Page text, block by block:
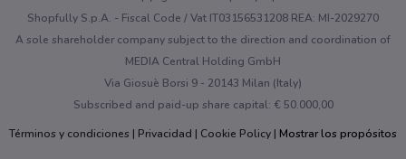
Shopfully S.p.A. - Fiscal Code / Vat IT03156531208 REA: MI-2029270
A sole shareholder company subject to the direction and coordination of
MEDIA Central Holding GmbH
Via Giosuè Borsi 9 - 20143 Milan (Italy)
Subscribed and paid-up share capital: € 50.000,00
Términos y condiciones
Privacidad Cookie Policy Mostrar los propósitos